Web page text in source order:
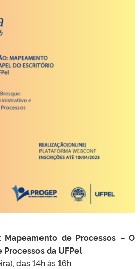
Mapeamento de Processos – O
da UFPel
das 14h às 16h